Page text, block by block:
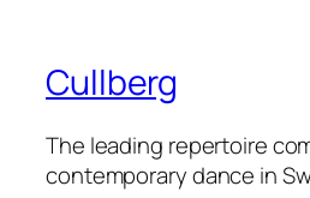
Cullberg
The leading repertoire
contemporary dance in